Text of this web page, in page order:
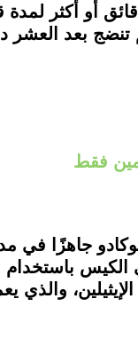
أو أكثر
بعد العشر
فقط
جاهزًا
باستخدام
الإيثيلين،